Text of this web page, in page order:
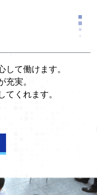
て働けます。
実。
くれます。